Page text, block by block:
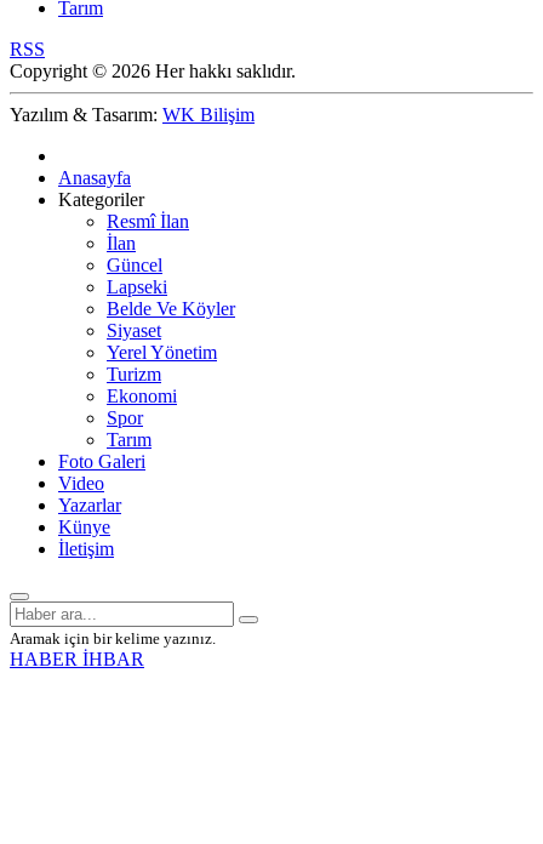
Tarım
RSS
Copyright © 2026 Her hakkı saklıdır.
Yazılım & Tasarım: WK Bilişim
Anasayfa
Kategoriler
Resmî İlan
İlan
Güncel
Lapseki
Belde Ve Köyler
Siyaset
Yerel Yönetim
Turizm
Ekonomi
Spor
Tarım
Foto Galeri
Video
Yazarlar
Künye
İletişim
Aramak için bir kelime yazınız.
HABER İHBAR